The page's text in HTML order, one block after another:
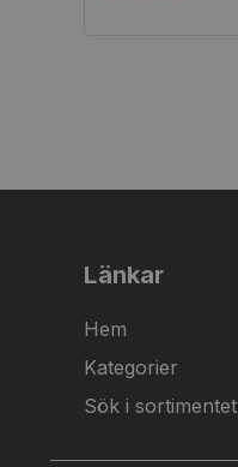
Länkar
Hem
Kategorier
Sök i sortimentet